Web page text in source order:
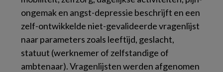
ongemak en angst-depressie beschrijft en een
zelf-ontwikkelde niet-gevalideerde vragenlijst
naar parameters zoals leeftijd, geslacht,
statuut (werknemer of zelfstandige of
ambtenaar). Vragenlijsten werden afgenomen